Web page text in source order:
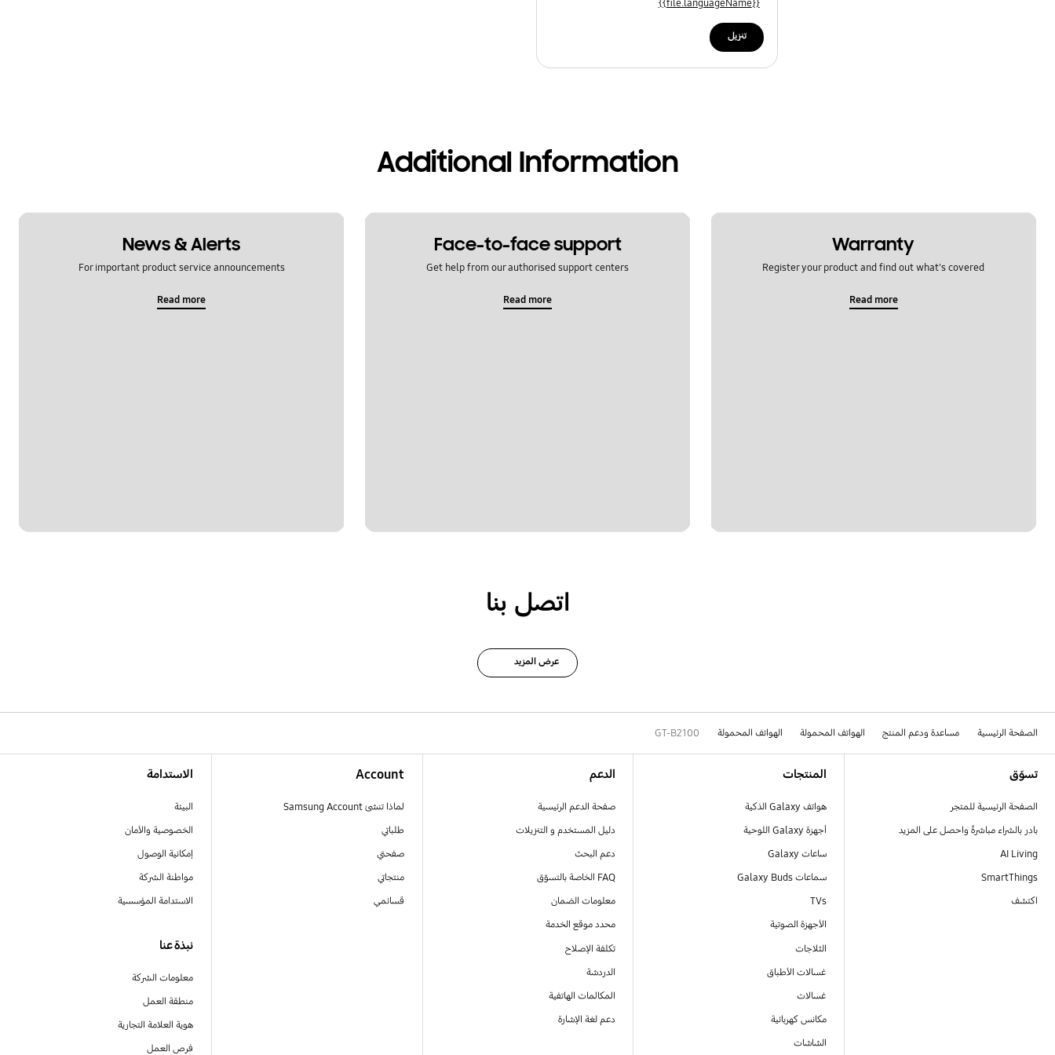
{{file.languageName}}
تنزيل
Additional Information
Warranty
Register your product and find out what's covered
Read more
Face-to-face support
Get help from our authorised support centers
Read more
News & Alerts
For important product service announcements
Read more
اتصل بنا
عرض المزيد
الصفحة الرئيسية مساعدة ودعم المنتج الهواتف المحمولة الهواتف المحمولة GT-B2100
تسوّق
الصفحة الرئيسية للمتجر
بادر بالشراء مباشرةً واحصل على المزيد
AI Living
SmartThings
اكتشف
المنتجات
هواتف Galaxy الذكية
أجهزة Galaxy اللوحية
ساعات Galaxy
سماعات Galaxy Buds
TVs
الأجهزة الصوتية
الثلاجات
غسالات الأطباق
غسالات
مكانس كهربائية
الشاشات
الدعم
صفحة الدعم الرئيسية
دليل المستخدم و التنزيلات
دعم البحث
FAQ الخاصة بالتسوّق
معلومات الضمان
محدد موقع الخدمة
تكلفة الإصلاح
الدردشة
المكالمات الهاتفية
دعم لغة الإشارة
Account
لماذا تنشئ Samsung Account
طلباتي
صفحتي
منتجاتي
قسائمي
الاستدامة
البيئة
الخصوصية والأمان
إمكانية الوصول
مواطنة الشركة
الاستدامة المؤسسية
نبذة عنا
معلومات الشركة
منطقة العمل
هوية العلامة التجارية
فرص العمل